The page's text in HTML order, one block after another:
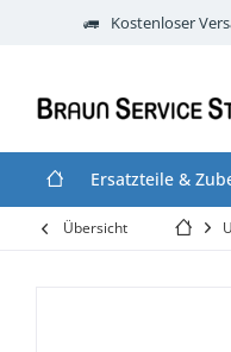
Kostenloser
Ersatzteile &
Übersicht